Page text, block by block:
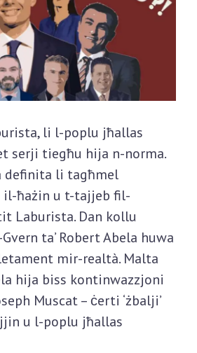
li l-poplu jħallas
serji tiegħu hija n-norma.
definita li tagħmel
ħażin u t-tajjeb fil-
Laburista. Dan kollu
ta’ Robert Abela huwa
mir-realtà. Malta
hija biss kontinwazzjoni
Muscat – ċerti ‘żbalji’
u l-poplu jħallas